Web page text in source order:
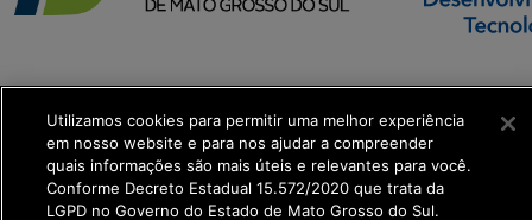
Executiva de
Transformação Digital
get_footer();
Utilizamos cookies para permitir uma melhor experiência
em nosso website e para nos ajudar a compreender
quais informações são mais úteis e relevantes para você.
Conforme Decreto Estadual 15.572/2020 que trata da
LGPD no Governo do Estado de Mato Grosso do Sul.